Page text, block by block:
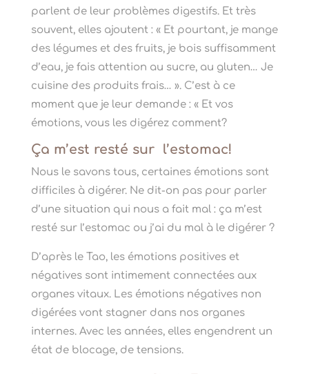
parlent de leur problèmes digestifs. Et très
souvent, elles ajoutent : « Et pourtant, je mange
des légumes et des fruits, je bois suffisamment
d’eau, je fais attention au sucre, au gluten… Je
cuisine des produits frais… ». C’est à ce
moment que je leur demande : « Et vos
émotions, vous les digérez comment?
Ça m’est resté sur l’estomac!
Nous le savons tous, certaines émotions sont
difficiles à digérer. Ne dit-on pas pour parler
d’une situation qui nous a fait mal : ça m’est
resté sur l’estomac ou j’ai du mal à le digérer ?
D’après le Tao, les émotions positives et
négatives sont intimement connectées aux
organes vitaux. Les émotions négatives non
digérées vont stagner dans nos organes
internes. Avec les années, elles engendrent un
état de blocage, de tensions.